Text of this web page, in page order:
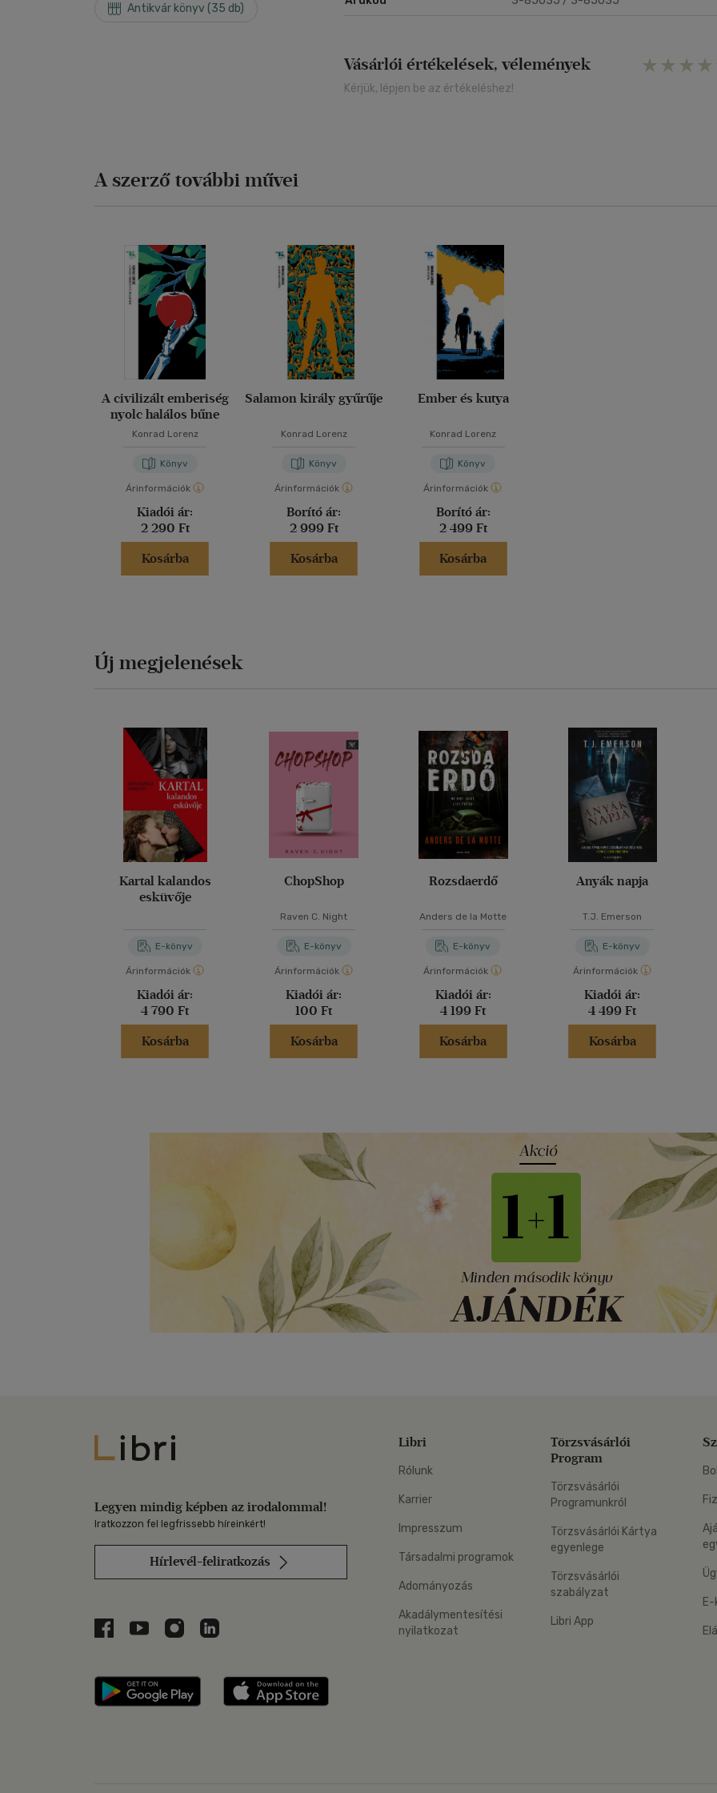
Antikvár könyv (35 db)
Vásárlói értékelések, vélemények
Kérjük, lépjen be az értékeléshez!
A szerző további művei
A civilizált emberiség
nyolc halálos bűne
Konrad Lorenz
Könyv
Árinformációk
Kiadói ár:
2 290 Ft
Kosárba
Salamon király gyűrűje
Konrad Lorenz
Könyv
Árinformációk
Borító ár:
2 999 Ft
Kosárba
Ember és kutya
Konrad Lorenz
Könyv
Árinformációk
Borító ár:
2 499 Ft
Kosárba
Új megjelenések
Kartal kalandos
esküvője
E-könyv
Árinformációk
Kiadói ár:
4 790 Ft
Kosárba
ChopShop
Raven C. Night
E-könyv
Árinformációk
Kiadói ár:
100 Ft
Kosárba
Rozsdaerdő
Anders de la Motte
E-könyv
Árinformációk
Kiadói ár:
4 199 Ft
Kosárba
Anyák napja
T.J. Emerson
E-könyv
Árinformációk
Kiadói ár:
4 499 Ft
Kosárba
Libri
Legyen mindig képben az irodalommal!
Iratkozzon fel legfrissebb híreinkért!
Hírlevél-feliratkozás
Libri a Facebookon
Libri a Youtube-on
Libri az Instagramon
Libri a LinkedInen
Libri applikáció Szerezd meg: Google Play
Libri
Rólunk
Karrier
Impresszum
Társadalmi programok
Adományozás
Akadálymentesítési
nyilatkozat
Törzsvásárlói
Program
Törzsvásárlói
Programunkról
Törzsvásárlói Kártya
egyenlege
Törzsvásárlói
szabályzat
Libri App